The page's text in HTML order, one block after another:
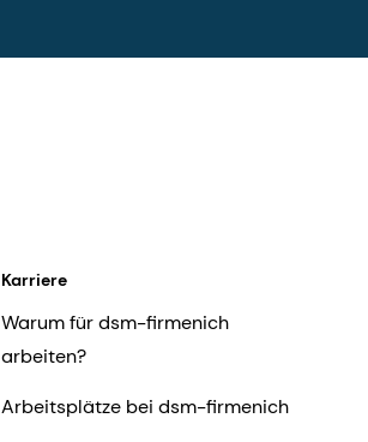
Karriere
Warum für dsm-firmenich
arbeiten?
Arbeitsplätze bei dsm-firmenich